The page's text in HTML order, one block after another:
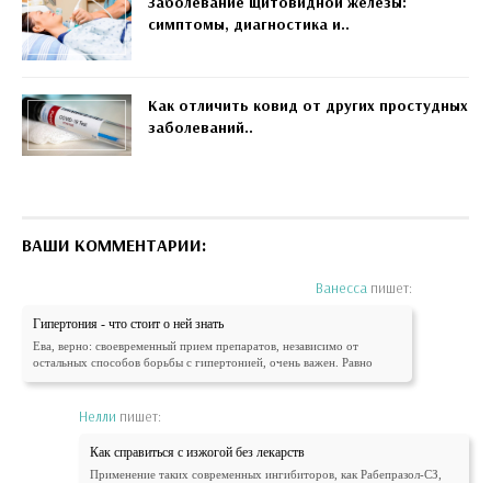
симптомы, диагностика и..
Как отличить ковид от других простудных
заболеваний..
ВАШИ КОММЕНТАРИИ:
Ванесса пишет:
Гипертония - что стоит о ней знать
Ева, верно: своевременный прием препаратов, независимо от
остальных способов борьбы с гипертонией, очень важен. Равно
Нелли пишет:
Как справиться с изжогой без лекарств
Применение таких современных ингибиторов, как Рабепразол-СЗ,